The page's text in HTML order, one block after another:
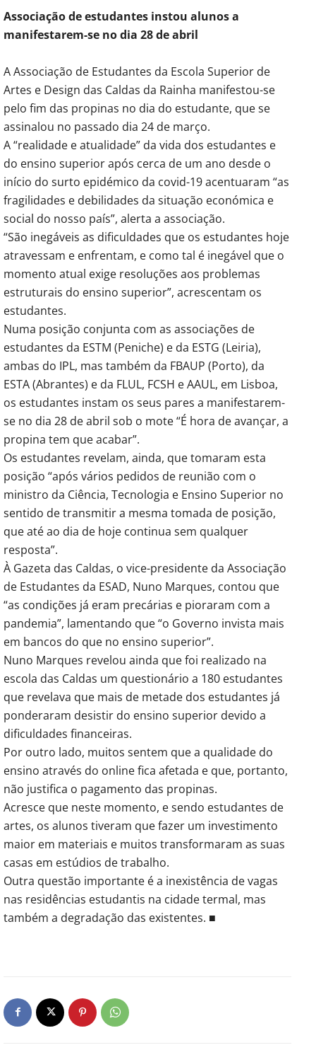
Associação deestudantes instou alunos a
manifestarem-se no dia 28 de abril
A Associação de Estudantes da Escola Superior de
Artes e Design das Caldas da Rainha manifestou-se
pelo fim das propinas no dia do estudante, que se
assinalou no passado dia 24 de março.
A “realidade e atualidade” da vida dos estudantes e
do ensino superior após cerca de um ano desde o
início do surto epidémico da covid-19 acentuaram “as
fragilidades e debilidades da situação económica e
social do nosso país”, alerta a associação.
“São inegáveis as dificuldades que os estudantes hoje
atravessam e enfrentam, e como tal é inegável que o
momento atual exige resoluções aos problemas
estruturais do ensino superior”, acrescentam os
estudantes.
Numa posição conjunta com as associações de
estudantes da ESTM (Peniche) e da ESTG (Leiria),
ambas do IPL, mas também da FBAUP (Porto), da
ESTA (Abrantes) e da FLUL, FCSH e AAUL, em Lisboa,
os estudantes instam os seus pares a manifestarem-
se no dia 28 de abril sob o mote “É hora de avançar, a
propina tem que acabar”.
Os estudantes revelam, ainda, que tomaram esta
posição “após vários pedidos de reunião com o
ministro da Ciência, Tecnologia e Ensino Superior no
sentido de transmitir a mesma tomada de posição,
que até ao dia de hoje continua sem qualquer
resposta”.
À Gazeta das Caldas, o vice-presidente da Associação
de Estudantes da ESAD, Nuno Marques, contou que
“as condições já eram precárias e pioraram com a
pandemia”, lamentando que “o Governo invista mais
em bancos do que no ensino superior”.
Nuno Marques revelou ainda que foi realizado na
escola das Caldas um questionário a 180 estudantes
que revelava que mais de metade dos estudantes já
ponderaram desistir do ensino superior devido a
dificuldades financeiras.
Por outro lado, muitos sentem que a qualidade do
ensino através do online fica afetada e que, portanto,
não justifica o pagamento das propinas.
Acresce que neste momento, e sendo estudantes de
artes, os alunos tiveram que fazer um investimento
maior em materiais e muitos transformaram as suas
casas em estúdios de trabalho.
Outra questão importante é a inexistência de vagas
nas residências estudantis na cidade termal, mas
também a degradação das existentes. ■